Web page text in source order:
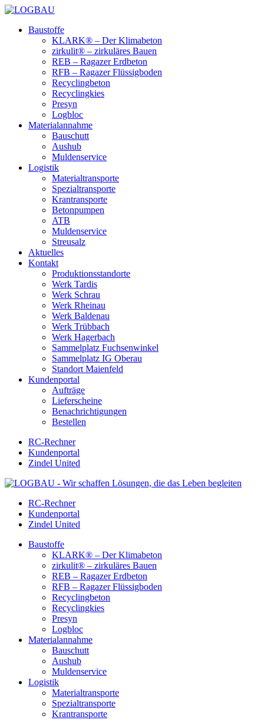
Baustoffe
KLARK® – Der Klimabeton
zirkulit® – zirkuläres Bauen
REB – Ragazer Erdbeton
RFB – Ragazer Flüssigboden
Recyclingbeton
Recyclingkies
Presyn
Logbloc
Materialannahme
Bauschutt
Aushub
Muldenservice
Logistik
Materialtransporte
Spezialtransporte
Krantransporte
Betonpumpen
ATB
Muldenservice
Streusalz
Aktuelles
Kontakt
Produktionsstandorte
Werk Tardis
Werk Schrau
Werk Rheinau
Werk Baldenau
Werk Trübbach
Werk Hagerbach
Sammelplatz Fuchsenwinkel
Sammelplatz IG Oberau
Standort Maienfeld
Kundenportal
Aufträge
Lieferscheine
Benachrichtigungen
Bestellen
RC-Rechner
Kundenportal
Zindel United
RC-Rechner
Kundenportal
Zindel United
Baustoffe
KLARK® – Der Klimabeton
zirkulit® – zirkuläres Bauen
REB – Ragazer Erdbeton
RFB – Ragazer Flüssigboden
Recyclingbeton
Recyclingkies
Presyn
Logbloc
Materialannahme
Bauschutt
Aushub
Muldenservice
Logistik
Materialtransporte
Spezialtransporte
Krantransporte